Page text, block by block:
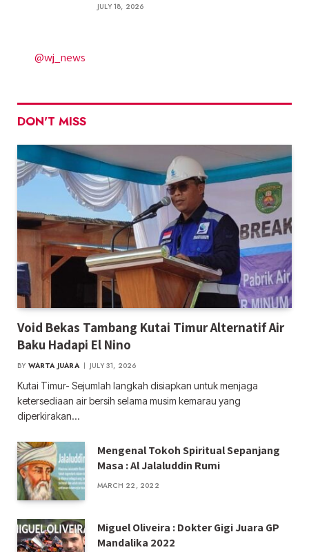
JULY 18, 2026
@wj_news
DON'T MISS
Void Bekas Tambang Kutai Timur Alternatif Air
Baku Hadapi El Nino
BY WARTA JUARA JULY 31, 2026
Kutai Timur- Sejumlah langkah disiapkan untuk menjaga
ketersediaan air bersih selama musim kemarau yang
diperkirakan…
Mengenal Tokoh Spiritual Sepanjang
Masa : Al Jalaluddin Rumi
MARCH 22, 2022
Miguel Oliveira : Dokter Gigi Juara GP
Mandalika 2022